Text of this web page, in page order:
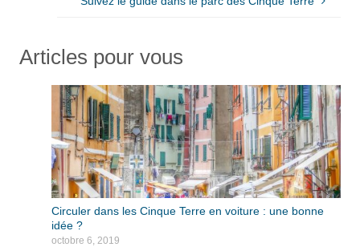
Articles pour vous
Circuler dans les Cinque Terre en voiture : une bonne
idée ?
octobre 6, 2019